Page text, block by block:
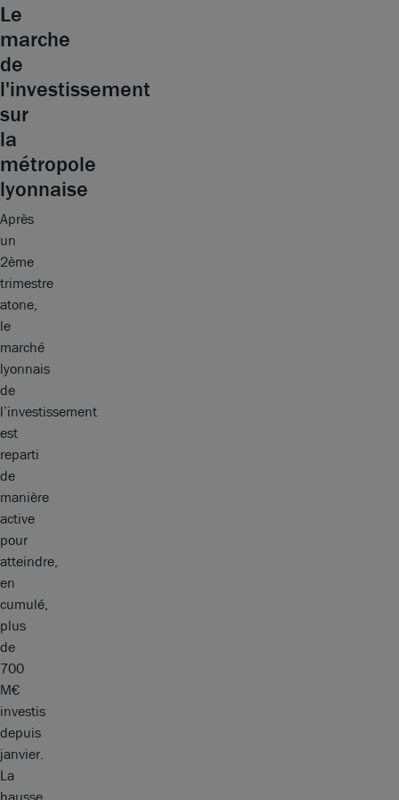
Le
marche
de
l'investissement
sur
la
métropole
lyonnaise
Après
un
2ème
trimestre
atone,
le
marché
lyonnais
de
l’investissement
est
reparti
de
manière
active
pour
atteindre,
en
cumulé,
plus
de
700
M€
investis
depuis
janvier.
La